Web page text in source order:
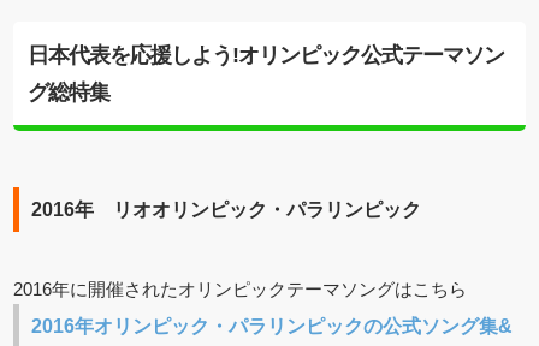
日本代表を応援しよう!オリンピック公式テーマソン
グ総特集
2016年 リオオリンピック・パラリンピック
2016年に開催されたオリンピックテーマソングはこちら
2016年オリンピック・パラリンピックの公式ソング集&